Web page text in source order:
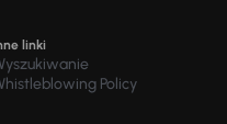
linki
Policy